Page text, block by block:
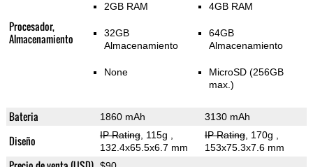
Procesador,
Almacenamiento
2GB RAM
32GB
Almacenamiento
None
4GB RAM
64GB
Almacenamiento
MicroSD (256GB
max.)
Bateria 1860 mAh 3130 mAh
Diseño IP Rating, 115g
132.4x65.5x6.7 mm
IP Rating, 170g
153x75.3x7.6 mm